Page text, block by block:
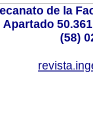
de la
(58)